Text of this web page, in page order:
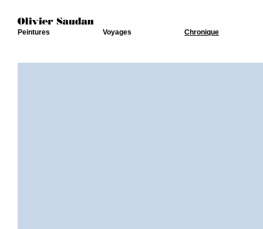
Peintures Voyages Chronique